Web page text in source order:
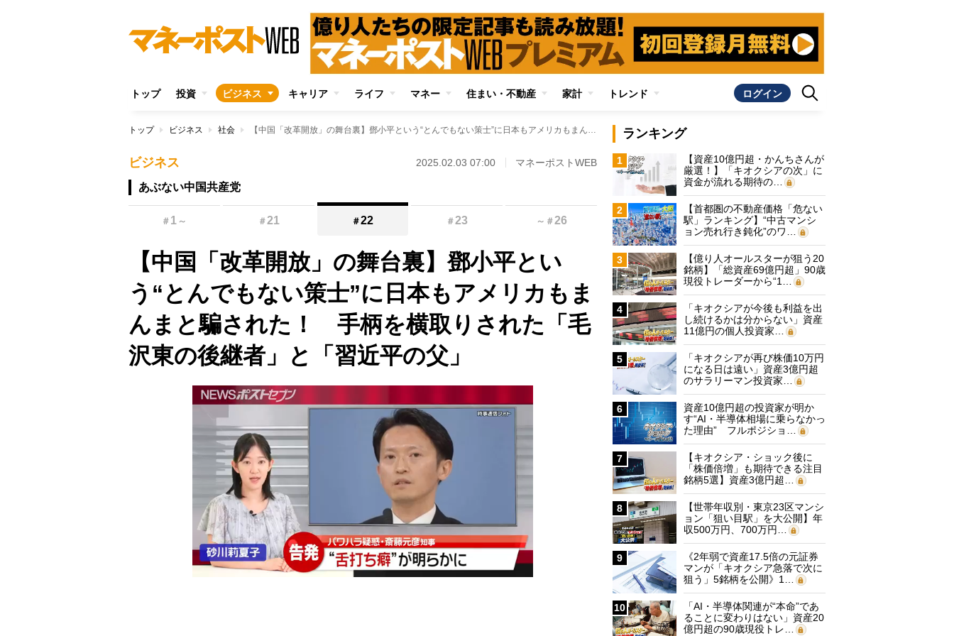
トップ 投資 ビジネス キャリア ライフ マネー 住まい・不動産 家計 トレンド ログイン
トップ ビジネス 社会 【中国「改革開放」の舞台裏】鄧小平という“とんでもない策士”に日本もアメリカもまんまと騙された！ 手柄を横取りされた「毛沢東の後継者」と「習近平の父」
ビジネス 2025.02.03 07:00 マネーポストWEB
あぶない中国共産党
＃ 1 ～ ＃21 ＃22 ＃23 ～ ＃26
【中国「改革開放」の舞台裏】鄧小平とい
う“とんでもない策士”に日本もアメリカもま
んまと騙された！ 手柄を横取りされた「毛
沢東の後継者」と「習近平の父」
ランキング
1
【資産10億円超・かんちさんが
厳選！】「キオクシアの次」に
資金が流れる期待の…
2
【首都圏の不動産価格「危ない
駅」ランキング】“中古マンシ
ョン売れ行き鈍化”のワ…
3
【億り人オールスターが狙う20
銘柄】「総資産69億円超」90歳
現役トレーダーから“1…
4
「キオクシアが今後も利益を出
し続けるかは分からない」資産
11億円の個人投資家…
5
「キオクシアが再び株価10万円
になる日は遠い」資産3億円超
のサラリーマン投資家…
6
資産10億円超の投資家が明か
す“AI・半導体相場に乗らなかっ
た理由” フルポジショ…
7
【キオクシア・ショック後に
「株価倍増」も期待できる注目
銘柄5選】資産3億円超…
8
【世帯年収別・東京23区マンシ
ョン「狙い目駅」を大公開】年
収500万円、700万円…
9
《2年弱で資産17.5倍の元証券
マンが「キオクシア急落で次に
狙う」5銘柄を公開》1…
10
「AI・半導体関連が“本命”であ
ることに変わりはない」資産20
億円超の90歳現役トレ…